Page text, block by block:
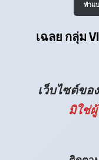
ทำแ
เฉลย กลุ่ม
เว็บไซต์ขอ
มิใช่